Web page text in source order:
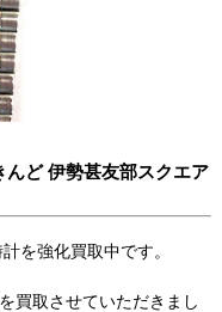
ど 伊勢甚友部スクエア
を強化買取中です。
買取させていただきまし